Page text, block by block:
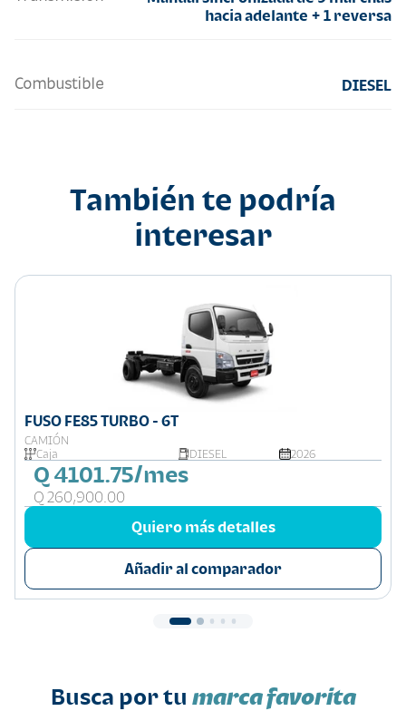
hacia adelante + 1 reversa
Combustible DIESEL
También te podría
interesar
FUSO FE85 TURBO - 6T
CAMIÓN
Caja
DIESEL 2026
Q 4101.75/mes
Q 260,900.00
Quiero más detalles
Añadir al comparador
Busca por tu marca favorita